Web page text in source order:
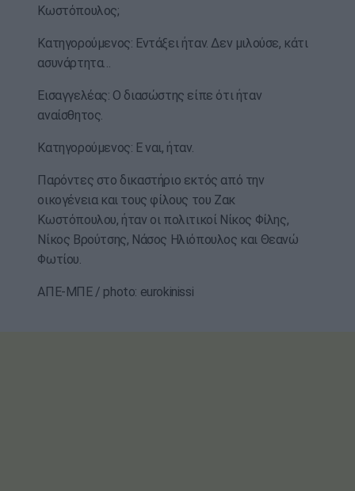
Κωστόπουλος;
Κατηγορούμενος: Εντάξει ήταν. Δεν μιλούσε, κάτι
ασυνάρτητα…
Εισαγγελέας: Ο διασώστης είπε ότι ήταν
αναίσθητος.
Κατηγορούμενος: Ε ναι, ήταν.
Παρόντες στο δικαστήριο εκτός από την
οικογένεια και τους φίλους του Ζακ
Κωστόπουλου, ήταν οι πολιτικοί Νίκος Φίλης,
Νίκος Βρούτσης, Νάσος Ηλιόπουλος και Θεανώ
Φωτίου.
ΑΠΕ-ΜΠΕ / photo: eurokinissi